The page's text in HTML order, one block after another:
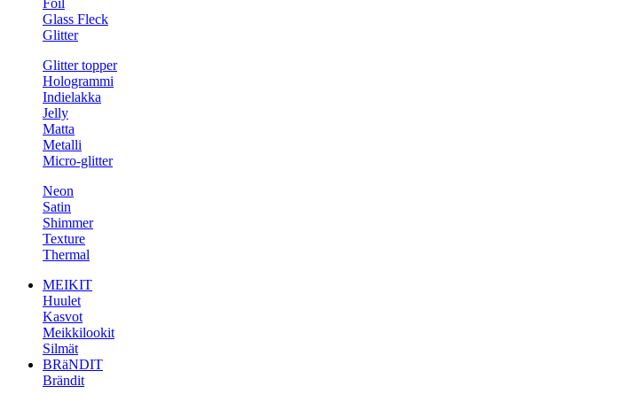
Foil
Glass Fleck
Glitter
Glitter topper
Hologrammi
Indielakka
Jelly
Matta
Metalli
Micro-glitter
Neon
Satin
Shimmer
Texture
Thermal
MEIKIT
Huulet
Kasvot
Meikkilookit
Silmät
BRäNDIT
Brändit